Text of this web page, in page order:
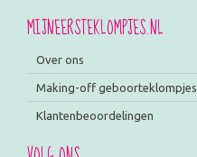
MIJNEERSTEKLOMPJES.NL
Over ons
Making-off geboorteklompjes
Klantenbeoordelingen